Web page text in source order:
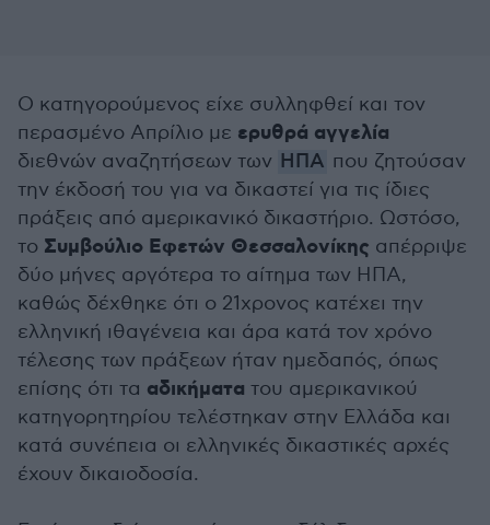
Ο κατηγορούμενος είχε συλληφθεί και τον
περασμένο Απρίλιο με ερυθρά αγγελία
διεθνών αναζητήσεων των ΗΠΑ που ζητούσαν
την έκδοσή του για να δικαστεί για τις ίδιες
πράξεις από αμερικανικό δικαστήριο. Ωστόσο,
το Συμβούλιο Εφετών Θεσσαλονίκης απέρριψε
δύο μήνες αργότερα το αίτημα των ΗΠΑ,
καθώς δέχθηκε ότι ο 21χρονος κατέχει την
ελληνική ιθαγένεια και άρα κατά τον χρόνο
τέλεσης των πράξεων ήταν ημεδαπός, όπως
επίσης ότι τα αδικήματα του αμερικανικού
κατηγορητηρίου τελέστηκαν στην Ελλάδα και
κατά συνέπεια οι ελληνικές δικαστικές αρχές
έχουν δικαιοδοσία.